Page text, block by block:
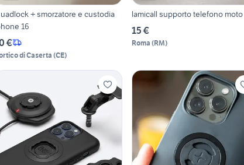
+ smorzatore e custodia
16
€
di Caserta (CE)
lamicall supporto telefono moto
15 €
Roma (RM)